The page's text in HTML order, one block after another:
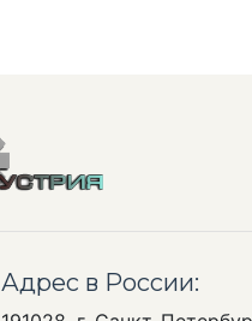
Адрес в России: